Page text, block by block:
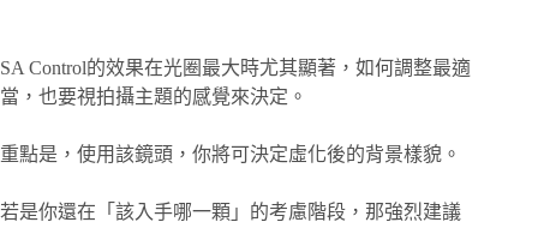
SA Control的效果在光圈最大時尤其顯著，如何調整最適
當，也要視拍攝主題的感覺來決定。
重點是，使用該鏡頭，你將可決定虛化後的背景樣貌。
若是你還在「該入手哪一顆」的考慮階段，那強烈建議